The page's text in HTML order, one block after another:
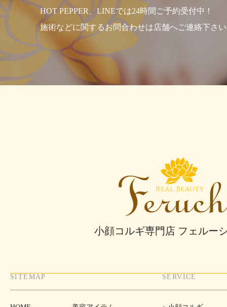
HOT PEPPER、LINEでは24時間ご予約受付中！
施術などに関するお問合わせは店舗へご連絡下さ
小顔コルギ専門店 フェルー
SITEMAP SERVICE